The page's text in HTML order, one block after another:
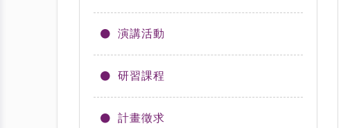
演講活動
研習課程
計畫徵求